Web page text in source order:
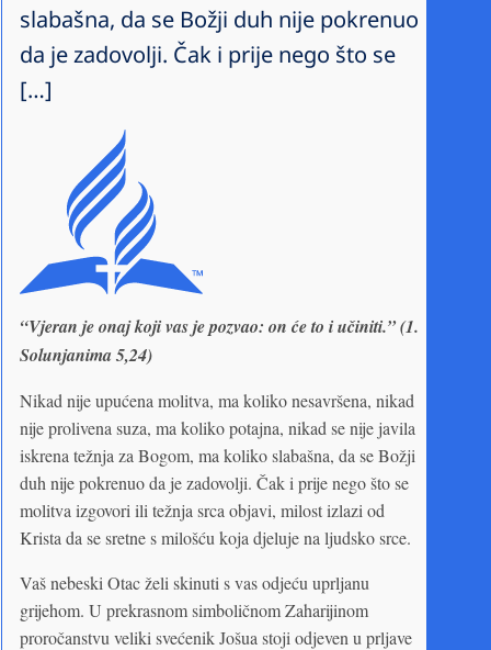
slabašna, da se Božji duh nije pokrenuo
da je zadovolji. Čak i prije nego što se
[…]
“Vjeran je onaj koji vas je pozvao: on će to i učiniti.” (1.
Solunjanima 5,24)
Nikad nije upućena molitva, ma koliko nesavršena, nikad
nije prolivena suza, ma koliko potajna, nikad se nije javila
iskrena težnja za Bogom, ma koliko slabašna, da se Božji
duh nije pokrenuo da je zadovolji. Čak i prije nego što se
molitva izgovori ili težnja srca objavi, milost izlazi od
Krista da se sretne s milošću koja djeluje na ljudsko srce.
Vaš nebeski Otac želi skinuti s vas odjeću uprljanu
grijehom. U prekrasnom simboličnom Zaharijinom
proročanstvu veliki svećenik Jošua stoji odjeven u prljave